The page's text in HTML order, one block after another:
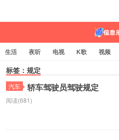
生活 夜听 电视 K歌 视频
歌曲
电台
标签：规定
汽车 轿车驾驶员驾驶规定
阅读(681)